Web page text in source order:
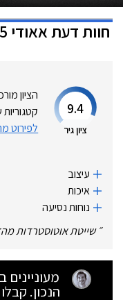
חוות דעתאאודי A5 קופה
9.4
ציון גיר
הציון
לפירוט
עיצוב
איכות
נוחות נסיעה
״שייטת אוטוסטרדות
הנכון.